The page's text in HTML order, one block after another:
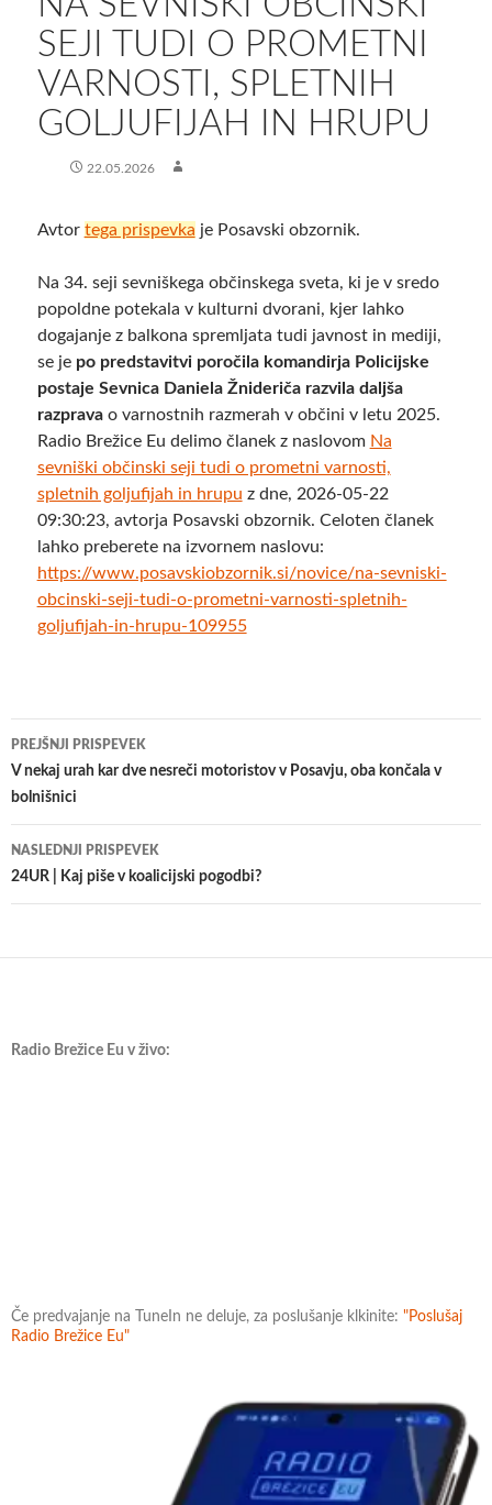
SEJI TUDI O PROMETNI
VARNOSTI, SPLETNIH
GOLJUFIJAH IN HRUPU
22.05.2026
Avtor tega prispevka je Posavski obzornik.
Na 34. seji sevniškega občinskega sveta, ki je v sredo
popoldne potekala v kulturni dvorani, kjer lahko
dogajanje z balkona spremljata tudi javnost in mediji,
se je po predstavitvi poročila komandirja Policijske
postaje Sevnica Daniela Žnideriča razvila daljša
razpravao varnostnih razmerah v občini v letu 2025.
Radio Brežice Eu delimo članek z naslovom Na
sevniški občinski seji tudi o prometni varnosti,
spletnih goljufijah in hrupu z dne, 2026-05-22
09:30:23, avtorja Posavski obzornik. Celoten članek
lahko preberete na izvornem naslovu:
https://www.posavskiobzornik.si/novice/na-sevniski-
obcinski-seji-tudi-o-prometni-varnosti-spletnih-
goljufijah-in-hrupu-109955
Krmarjenje
po
PREJŠNJI PRISPEVEK
V nekaj urah kar dve nesreči motoristov v Posavju, oba končala v
bolnišnici
NASLEDNJI PRISPEVEK
24UR | Kaj piše v koalicijski pogodbi?
Radio Brežice Eu v živo:
Če predvajanje na TuneIn ne deluje, za poslušanje klkinite: "Poslušaj
Radio Brežice Eu"